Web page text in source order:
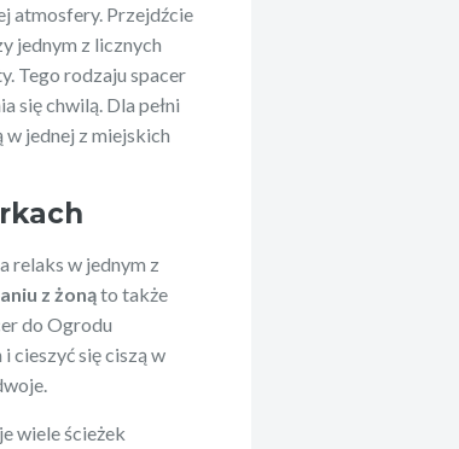
atmosfery. Przejdźcie
jednym z licznych
Tego rodzaju spacer
się chwilą. Dla pełni
jednej z miejskich
relaks w jednym z
z żonąto także
do Ogrodu
cieszyć się ciszą w
wiele ścieżek